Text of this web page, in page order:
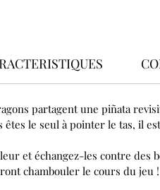
partagent une piñata
êtes le seul à pointer le tas, il
et échangez-les contre des
chambouler le cours du jeu !